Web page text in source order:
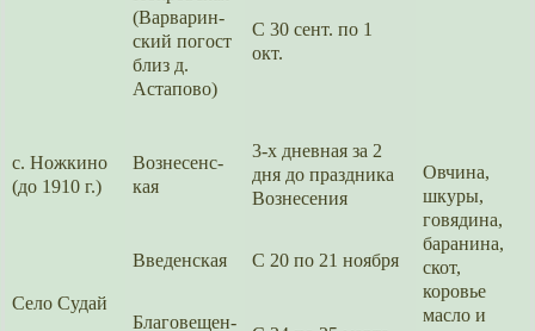
Овчина,
шкуры,
говядина,
баранина,
скот,
коровье
масло и
(Варварин­
ский погост
близ д.
Астапово)
С 30 сент. по 1
окт.
с. Ножкино
(до 1910 г.)
Вознесенс­
кая
3-х дневная за 2
дня до праздника
Вознесе­ния
Село Судай
Введенс­кая С 20 по 21 ноября
Благовещен­